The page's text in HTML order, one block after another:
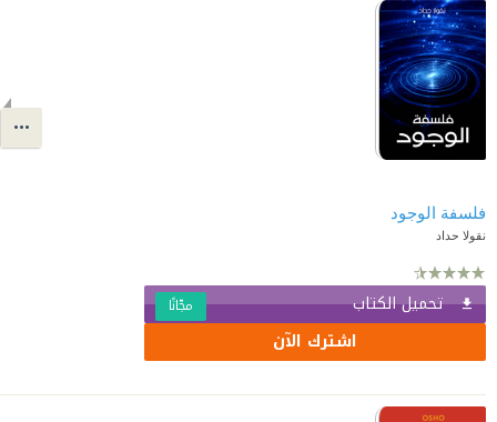
فلسفة الوجود
نقولا حداد
تحميل الكتاب مجّانًا
اشترك الآن